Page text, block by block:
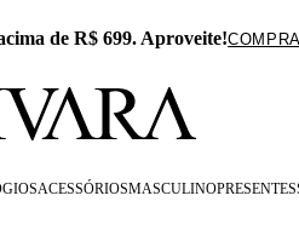
ACESSÓRIOSMASCULINOPRESENTES